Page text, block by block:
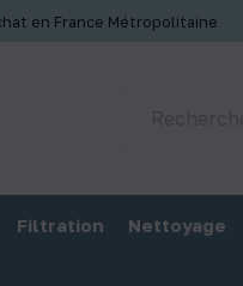
en France Métropolitaine
Filtration Nettoyage